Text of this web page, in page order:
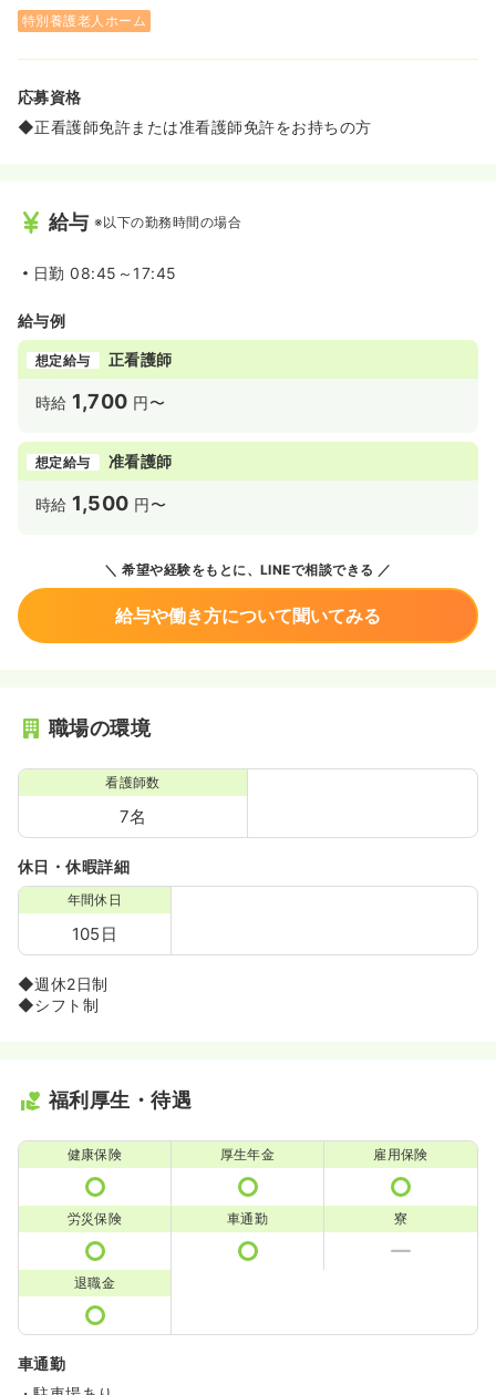
特別養護老人ホーム
応募資格
◆正看護師免許または准看護師免許をお持ちの方
給与 ※以下の勤務時間の場合
日勤 08:45～17:45
給与例
想定給与 正看護師
時給 1,700 円〜
想定給与 准看護師
時給 1,500 円〜
希望や経験をもとに、LINEで相談できる
給与や働き方について聞いてみる
職場の環境
看護師数
7名
休日・休暇詳細
年間休日
105日
◆週休2日制
◆シフト制
福利厚生・待遇
健康保険 厚生年金 雇用保険
労災保険 車通勤 寮
退職金
車通勤